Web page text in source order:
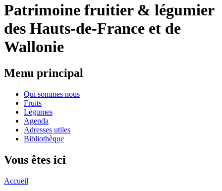
Patrimoine fruitier & légumier
des Hauts-de-France et de
Wallonie
Menu principal
Qui sommes nous
Fruits
Légumes
Agenda
Adresses utiles
Bibliothèque
Vous êtes ici
Accueil